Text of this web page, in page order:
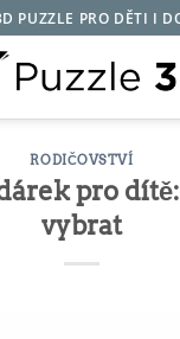
PUZZLE PRO DĚTI I
RODIČOVSTVÍ
pro
vybrat